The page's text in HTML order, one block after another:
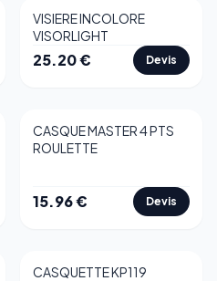
VISIERE INCOLORE
VISORLIGHT
25.20€ Devis
CASQUE MASTER 4 PTS
ROULETTE
15.96€ Devis
CASQUETTE KP119